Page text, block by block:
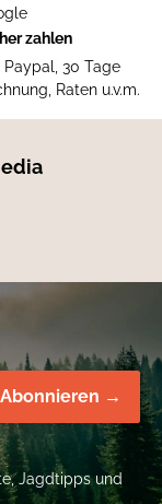
zahlen
Paypal, 30 Tage
Raten u.v.m.
Abonnieren →
Jagdtipps und